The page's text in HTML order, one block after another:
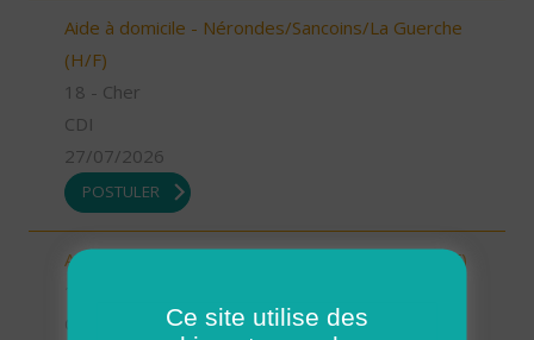
Aide à domicile - Nérondes/Sancoins/La Guerche
(H/F)
18 - Cher
CDI
27/07/2026
POSTULER
Aide à domicile - La Chapelle/Henrichemont (H/F)
Ce site utilise des